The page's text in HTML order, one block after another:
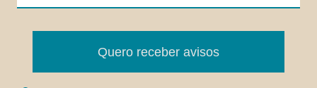
Quero receber avisos